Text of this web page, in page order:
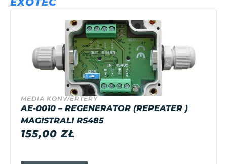
MEDIA KONWERTERY
AE-0010 – REGENERATOR (REPEATER )
MAGISTRALI RS485
155,00ZŁ